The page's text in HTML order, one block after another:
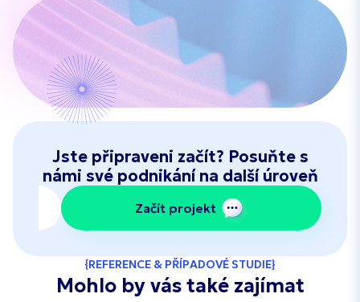
Jste připraveni začít? Posuňte s
námi své podnikání na další úroveň
Začít projekt
REFERENCE & PŘÍPADOVÉ STUDIE
Mohlo by vás také zajímat